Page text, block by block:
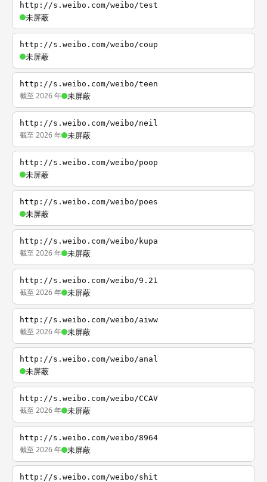
http://s.weibo.com/weibo/test
未屏蔽
http://s.weibo.com/weibo/coup
未屏蔽
http://s.weibo.com/weibo/teen
截至 2026 年 未屏蔽
http://s.weibo.com/weibo/neil
截至 2026 年 未屏蔽
http://s.weibo.com/weibo/poop
未屏蔽
http://s.weibo.com/weibo/poes
未屏蔽
http://s.weibo.com/weibo/kupa
截至 2026 年 未屏蔽
http://s.weibo.com/weibo/9.21
截至 2026 年 未屏蔽
http://s.weibo.com/weibo/aiww
截至 2026 年 未屏蔽
http://s.weibo.com/weibo/anal
未屏蔽
http://s.weibo.com/weibo/CCAV
截至 2026 年 未屏蔽
http://s.weibo.com/weibo/8964
截至 2026 年 未屏蔽
http://s.weibo.com/weibo/shit